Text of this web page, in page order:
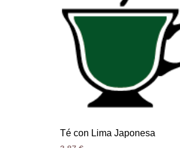
Té con Lima Japonesa